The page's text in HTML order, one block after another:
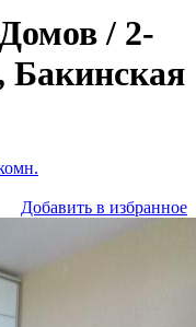
/ 2-
Бакинская
Добавить в избранное